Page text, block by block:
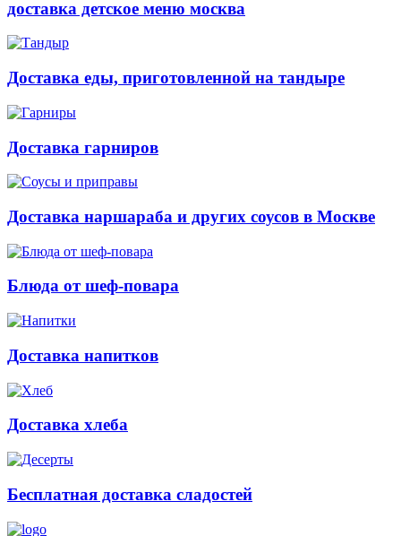
доставка детское меню москва
Доставка еды, приготовленной на тандыре
Доставка гарниров
Доставка наршараба и других соусов в Москве
Блюда от шеф-повара
Доставка напитков
Доставка хлеба
Бесплатная доставка сладостей